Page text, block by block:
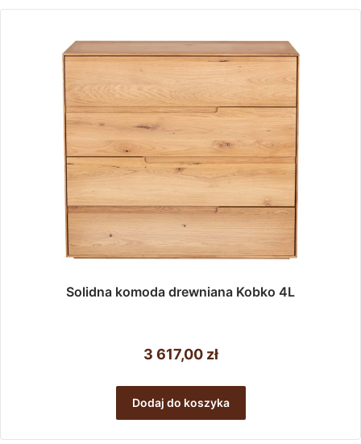
Solidna komoda drewniana Kobko 4L
3 617,00 zł
Dodaj do koszyka